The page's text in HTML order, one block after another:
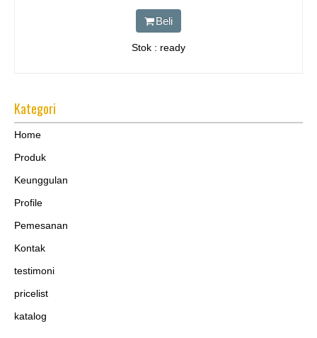
Beli
Stok : ready
Kategori
Home
Produk
Keunggulan
Profile
Pemesanan
Kontak
testimoni
pricelist
katalog